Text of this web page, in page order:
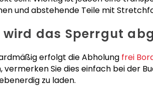
und abstehende Teile mit
wird das Sperrgut
erfolgt die Abholung frei
vermerken Sie dies einfach bei der
zu laden.